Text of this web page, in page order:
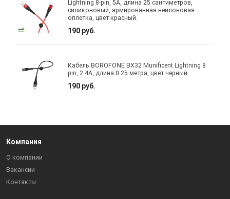
Lightning 8-pin, 5A, длина 25 сантиметров,
силиконовый, армированная нейлоновая
оплетка, цвет красный.
190 руб.
Кабель BOROFONE BX32 Munificent Lightning 8
pin, 2.4A, длина 0.25 метра, цвет черный
190 руб.
Компания
О компании
Вакансии
Контакты